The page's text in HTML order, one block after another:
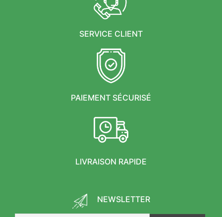
SERVICE CLIENT
PAIEMENT SÉCURISÉ
LIVRAISON RAPIDE
NEWSLETTER